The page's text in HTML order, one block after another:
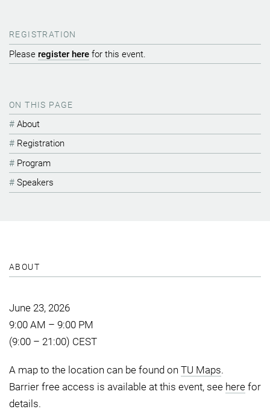
REGISTRATION
Please register here for this event.
ON THIS PAGE
About
Registration
Program
Speakers
ABOUT
June 23, 2026
9:00 AM – 9:00 PM
(9:00 – 21:00) CEST
A map to the location can be found on TU Maps.
Barrier free access is available at this event, see here for
details.